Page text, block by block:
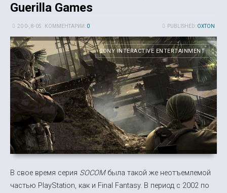
Guerilla Games
PUBLISHED: OXTON
20 0-, 8-05 КОММЕНТАРИИ: 0
SONY INTERACTIVE ENTERTAINMENT
В свое время серия SOCOMбыла такой же неотъемлемой
частью PlayStation, как и Final Fantasy. В период с 2002 по